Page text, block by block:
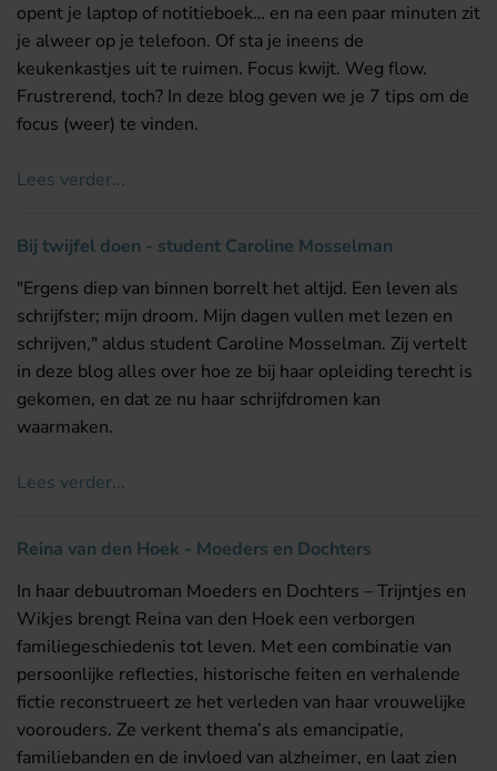
opent je laptop of notitieboek… en na een paar minuten zit
je alweer op je telefoon. Of sta je ineens de
keukenkastjes uit te ruimen. Focus kwijt. Weg flow.
Frustrerend, toch? In deze blog geven we je 7 tips om de
focus (weer) te vinden.
Lees verder...
Bij twijfel doen - student Caroline Mosselman
"Ergens diep van binnen borrelt het altijd. Een leven als
schrijfster; mijn droom. Mijn dagen vullen met lezen en
schrijven," aldus student Caroline Mosselman. Zij vertelt
in deze blog alles over hoe ze bij haar opleiding terecht is
gekomen, en dat ze nu haar schrijfdromen kan
waarmaken.
Lees verder...
Reina van den Hoek - Moeders en Dochters
In haar debuutroman Moeders en Dochters – Trijntjes en
Wikjes brengt Reina van den Hoek een verborgen
familiegeschiedenis tot leven. Met een combinatie van
persoonlijke reflecties, historische feiten en verhalende
fictie reconstrueert ze het verleden van haar vrouwelijke
voorouders. Ze verkent thema’s als emancipatie,
familiebanden en de invloed van alzheimer, en laat zien